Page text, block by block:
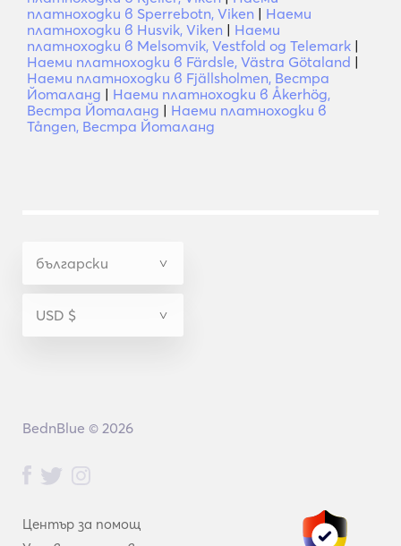
платноходки в Sperrebotn, Viken | Наеми
платноходки в Husvik, Viken | Наеми
платноходки в Melsomvik, Vestfold og Telemark |
Наеми платноходки в Färdsle, Västra Götaland |
Наеми платноходки в Fjällsholmen, Вестра
Йоталанд | Наеми платноходки в Åkerhög,
Вестра Йоталанд | Наеми платноходки в
Tången, Вестра Йоталанд
Център за помощ
BednBlue © 2026